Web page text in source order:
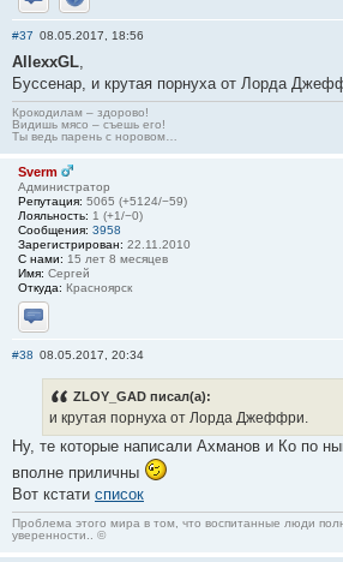
Отправить личное сообщение
Сайт
#37 08.05.2017, 18:56
AllexxGL,
Буссенар, и крутая порнуха от Лорда
Крокодилам – здорово!
Видишь мясо – съешь его!
Ты ведь парень с норовом…
Sverm
Администратор
Репутация: 5065 (+5124/−59)
Лояльность: 1 (+1/−0)
Сообщения: 3958
Зарегистрирован: 22.11.2010
С нами: 15 лет 8 месяцев
Имя: Сергей
Откуда: Красноярск
Отправить личное сообщение
#38 08.05.2017, 20:34
ZLOY_GAD писал(а):
и крутая порнуха от Лорда Джеффри.
Ну, те которые написали Ахманов и Ко по
вполне приличны
Вот кстати список
Проблема этого мира в том, что воспитанные люди
уверенности.. ©